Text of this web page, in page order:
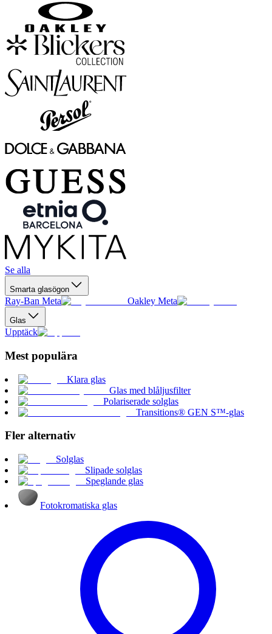
Se alla
Smarta glasögon
Ray-Ban Meta Oakley Meta
Glas
Upptäck
Mest populära
Klara glas
Glas med blåljusfilter
Polariserade solglas
Transitions® GEN S™-glas
Fler alternativ
Solglas
Slipade solglas
Speglande glas
Fotokromatiska glas